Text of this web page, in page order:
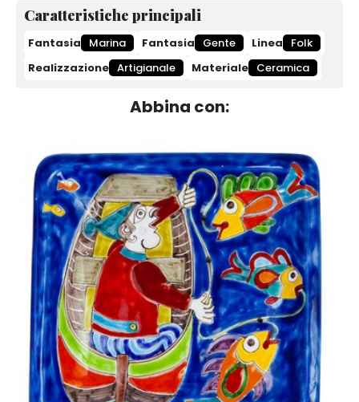
Caratteristiche principali
Fantasia Marina Fantasia Gente Linea
Folk
Realizzazione Artigianale Materiale Ceramica
Abbina con: